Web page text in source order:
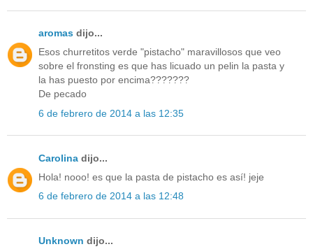
aromas dijo...
Esos churretitos verde "pistacho" maravillosos que veo
sobre el fronsting es que has licuado un pelin la pasta y
la has puesto por encima???????
De pecado
6 de febrero de 2014 a las 12:35
Carolina dijo...
Hola! nooo! es que la pasta de pistacho es así! jeje
6 de febrero de 2014 a las 12:48
Unknown dijo...